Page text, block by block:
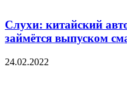
Слухи: китайский
займётся выпуском
24.02.2022